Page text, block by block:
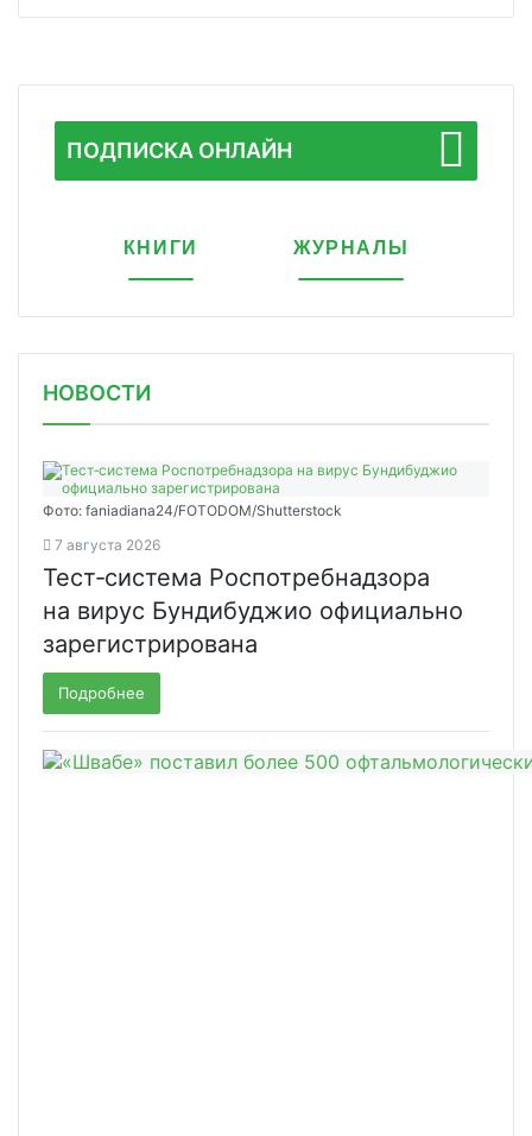
ПОДПИСКА ОНЛАЙН
КНИГИ ЖУРНАЛЫ
НОВОСТИ
Фото: faniadiana24/FOTODOM/Shutterstock
7 августа 2026
Тест‑система Роспотребнадзора
на вирус Бундибуджио официально
зарегистрирована
Подробнее